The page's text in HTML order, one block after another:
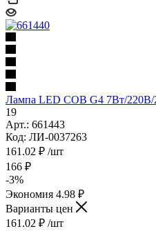
Лампа LED COB G4 7Вт/
19
Арт.: 661443
Код: ЛИ-0037263
161.02 ₽ /шт
166 ₽
-3%
Экономия 4.98 ₽
Варианты цен
161.02 ₽ /шт